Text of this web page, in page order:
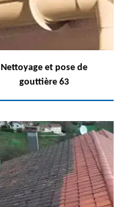
Nettoyage et pose de
gouttière 63